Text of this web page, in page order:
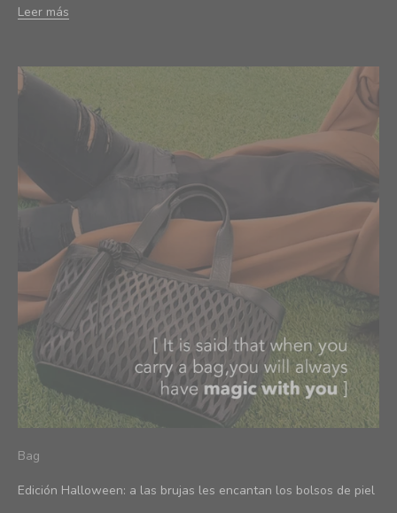
Leer más
Bag
Edición Halloween: a las brujas les encantan los bolsos de piel